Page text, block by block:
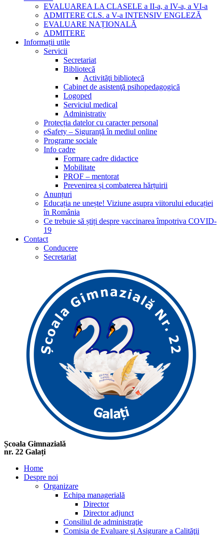
EVALUAREA LA CLASELE a II-a, a IV-a, a VI-a
ADMITERE CLS. a V-a INTENSIV ENGLEZĂ
EVALUARE NAȚIONALĂ
ADMITERE
Informații utile
Servicii
Secretariat
Bibliotecă
Activităţi bibliotecă
Cabinet de asistenţă psihopedagogică
Logoped
Serviciul medical
Administrativ
Protecția datelor cu caracter personal
eSafety – Siguranță în mediul online
Programe sociale
Info cadre
Formare cadre didactice
Mobilitate
PROF – mentorat
Prevenirea și combaterea hărțuirii
Anunțuri
Educația ne unește! Viziune asupra viitorului educației
în România
Ce trebuie să știți despre vaccinarea împotriva COVID-
19
Contact
Conducere
Secretariat
Școala Gimnazială
nr. 22 Galați
Home
Despre noi
Organizare
Echipa managerială
Director
Director adjunct
Consiliul de administraţie
Comisia de Evaluare şi Asigurare a Calităţii